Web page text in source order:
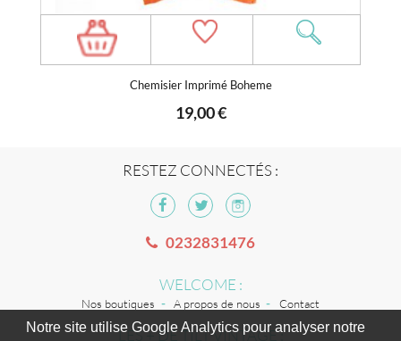
Notre site utilise Google Analytics pour analyser notre
Chemisier Imprimé Boheme
19,00 €
RESTEZ CONNECTÉS :
0232831476
WELCOME :
Nos boutiques A propos de nous Contact
LES + DE TILT VINTAGE :